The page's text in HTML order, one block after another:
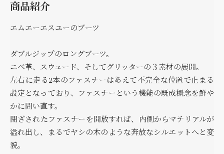
商品紹介
エムエーエスユーのブーツ
ダブルジップのロングブーツ。
ニベ革、スウェード、そしてグリッターの３素材の展開。
左右に走る2本のファスナーはあえて不完全な位置で止まる
設定となっており、ファスナーという機能の既成概念を鮮や
かに問い直す。
閉ざされたファスナーを開放すれば、内側からマテリアルが
溢れ出し、まるでヤシの木のような奔放なシルエットへと変
貌。